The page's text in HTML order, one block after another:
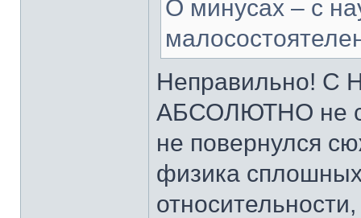
О минусах – с
Неправильно! С
АБСОЛЮТНО не
не повернулся
физика